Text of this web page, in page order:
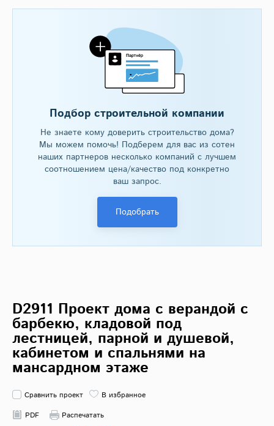
Подбор строительной компании
Не знаете кому доверить строительство дома?
Мы можем помочь! Подберем для вас из сотен
наших партнеров несколько компаний с лучшем
соотношением цена/качество под конкретно
ваш запрос.
Подобрать
D2911 Проект дома с верандой c
барбекю, кладовой под
лестницей, парной и душевой,
кабинетом и спальнями на
мансардном этаже
Сравнить проект
В избранное
PDF
Распечатать